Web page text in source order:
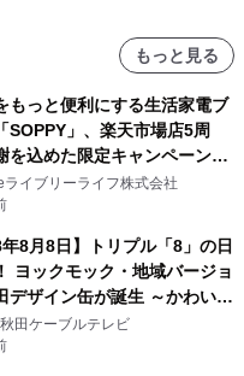
もっと見る
もっと便利にする生活家電ブ
SOPPY」、楽天市場店5周
を込めた限定キャンペーンを
より開催
ライブリーライフ株式会社
年8月8日】トリプル「8」の日
ヨックモック・地域バージョ
デザイン缶が誕生 ～かわいい
子犬と秋田の四季と名所を巡
ージ～ 9月1日(火)秋田県内で
田ケーブルテレビ